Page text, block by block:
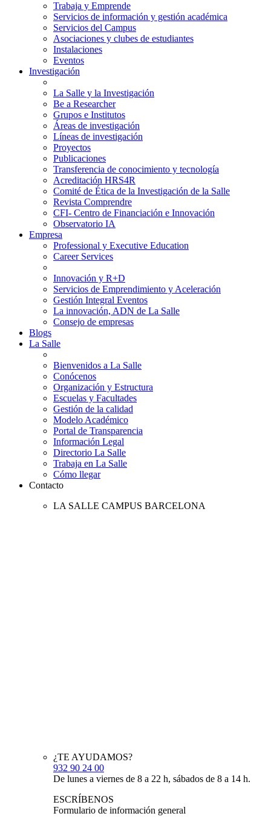
Trabaja y Emprende
Servicios de información y gestión académica
Servicios del Campus
Asociaciones y clubes de estudiantes
Instalaciones
Eventos
Investigación
La Salle y la Investigación
Be a Researcher
Grupos e Institutos
Áreas de investigación
Líneas de investigación
Proyectos
Publicaciones
Transferencia de conocimiento y tecnología
Acreditación HRS4R
Comité de Ética de la Investigación de la Salle
Revista Comprendre
CFI- Centro de Financiación e Innovación
Observatorio IA
Empresa
Professional y Executive Education
Career Services
Innovación y R+D
Servicios de Emprendimiento y Aceleración
Gestión Integral Eventos
La innovación, ADN de La Salle
Consejo de empresas
Blogs
La Salle
Bienvenidos a La Salle
Conócenos
Organización y Estructura
Escuelas y Facultades
Gestión de la calidad
Modelo Académico
Portal de Transparencia
Información Legal
Directorio La Salle
Trabaja en La Salle
Cómo llegar
Contacto
LA SALLE CAMPUS BARCELONA
¿TE AYUDAMOS?
932 90 24 00
De lunes a viernes de 8 a 22 h, sábados de 8 a 14 h.
ESCRÍBENOS
Formulario de información general